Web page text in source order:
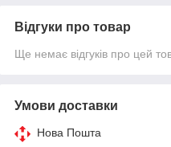
Відгуки про товар
Ще немає відгуків про цей
Умови доставки
Нова Пошта